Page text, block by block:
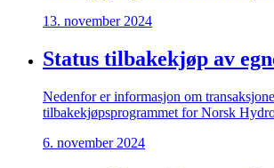
13. november 2024
Status tilbakekjøp av
Nedenfor er informasjon om
tilbakekjøpsprogrammet for Norsk
6. november 2024